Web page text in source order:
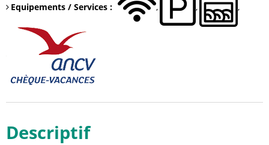
Equipements / Services :
Descriptif